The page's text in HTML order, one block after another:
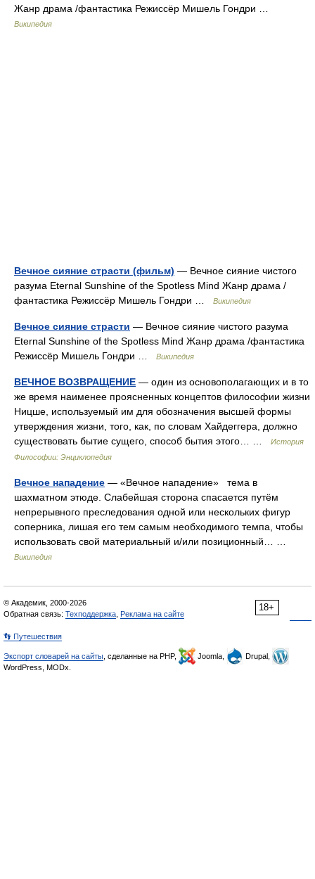
Жанр драма /фантастика Режиссёр Мишель Гондри …
Википедия
Вечное сияние страсти (фильм) — Вечное сияние чистого
разума Eternal Sunshine of the Spotless Mind Жанр драма /
фантастика Режиссёр Мишель Гондри …
Википедия
Вечное сияние страсти — Вечное сияние чистого разума
Eternal Sunshine of the Spotless Mind Жанр драма /фантастика
Режиссёр Мишель Гондри …
Википедия
ВЕЧНОЕ ВОЗВРАЩЕНИЕ — один из основополагающих и в то
же время наименее проясненных концептов философии жизни
Ницше, используемый им для обозначения высшей формы
утверждения жизни, того, как, по словам Хайдеггера, должно
существовать бытие сущего, способ бытия этого… …
История
Философии: Энциклопедия
Вечное нападение — «Вечное нападение» тема в
шахматном этюде. Слабейшая сторона спасается путём
непрерывного преследования одной или нескольких фигур
соперника, лишая его тем самым необходимого темпа, чтобы
использовать свой материальный и/или позиционный… …
Википедия
18+
© Академик, 2000-2026
Обратная связь: Техподдержка Реклама на сайте
👣 Путешествия
Экспорт словарей на сайты , сделанные на PHP, Joomla,
Drupal,
WordPress, MODx.